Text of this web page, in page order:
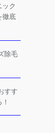
ック
徹底
除毛
すす